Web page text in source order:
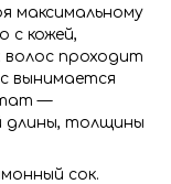
максимальному
с кожей,
волос проходит
вынимается
—
длины, толщины
сок.